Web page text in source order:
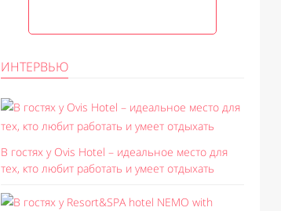
ИНТЕРВЬЮ
В гостях у Ovis Hotel – идеальное место для
тех, кто любит работать и умеет отдыхать